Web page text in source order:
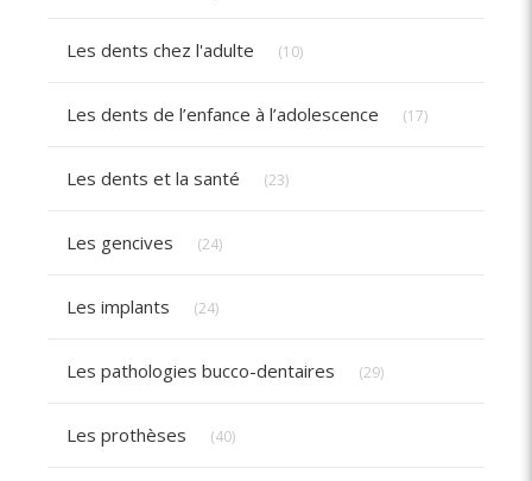
Les dents chez l'adulte (10)
Les dents de l’enfance à l’adolescence (17)
Les dents et la santé (23)
Les gencives (24)
Les implants (24)
Les pathologies bucco-dentaires (29)
Les prothèses (40)